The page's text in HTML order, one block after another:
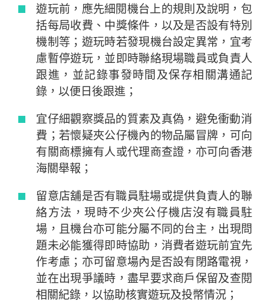
遊玩前，應先細閱機台上的規則及說明，包
括每局收費、中獎條件，以及是否設有特別
機制等；遊玩時若發現機台設定異常，宜考
慮暫停遊玩，並即時聯絡現場職員或負責人
跟進，並記錄事發時間及保存相關溝通記
錄，以便日後跟進；
宜仔細觀察獎品的質素及真偽，避免衝動消
費；若懷疑夾公仔機內的物品屬冒牌，可向
有關商標擁有人或代理商查證，亦可向香港
海關舉報；
留意店舖是否有職員駐場或提供負責人的聯
絡方法，現時不少夾公仔機店沒有職員駐
場，且機台亦可能分屬不同的台主，出現問
題未必能獲得即時協助，消費者遊玩前宜先
作考慮；亦可留意場內是否設有閉路電視，
並在出現爭議時，盡早要求商戶保留及查閱
相關紀錄，以協助核實遊玩及投幣情況；